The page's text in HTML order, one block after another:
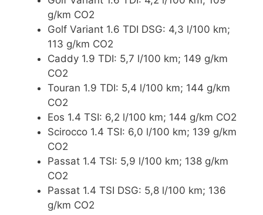
g/km CO2
Golf Variant 1.6 TDI DSG: 4,3 l/100 km;
113 g/km CO2
Caddy 1.9 TDI: 5,7 l/100 km; 149 g/km
CO2
Touran 1.9 TDI: 5,4 l/100 km; 144 g/km
CO2
Eos 1.4 TSI: 6,2 l/100 km; 144 g/km CO2
Scirocco 1.4 TSI: 6,0 l/100 km; 139 g/km
CO2
Passat 1.4 TSI: 5,9 l/100 km; 138 g/km
CO2
Passat 1.4 TSI DSG: 5,8 l/100 km; 136
g/km CO2